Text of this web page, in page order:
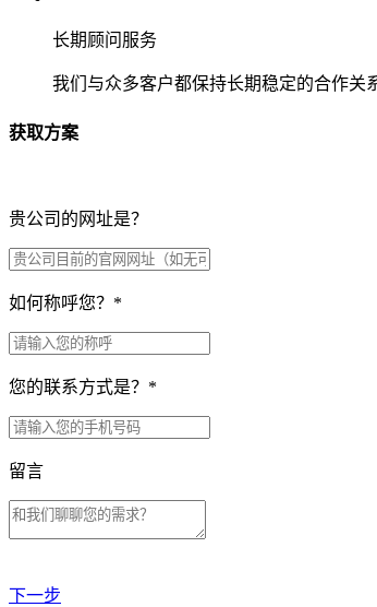
长期顾问服务
我们与众多客户都保持长期稳定的合作关
获取方案
贵公司的网址是？
如何称呼您？ *
您的联系方式是？ *
留言
下一步